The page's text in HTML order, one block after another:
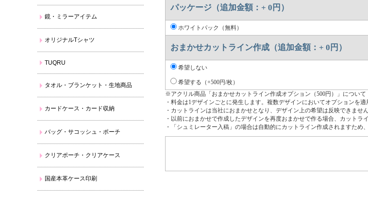
鏡・ミラーアイテム
オリジナルTシャツ
TUQRU
タオル・ブランケット・生地商品
カードケース・カード収納
バッグ・サコッシュ・ポーチ
クリアポーチ・クリアケース
国産本革ケース印刷
パッケージ（追加金額：+ 0 円）
ホワイトパック（無料）
おまかせカットライン作成（追加金額：+ 0 円）
希望しない
希望する（+500円/枚）
※アクリル商品「おまかせカットライン作成オプション（500円）」について
・料金は1デザインごとに発生します。複数デザインにおいてオプションを
・カットラインは当社におまかせとなり、デザイン上の希望は反映できません
・以前におまかせで作成したデザインを再度おまかせで作る場合、カットラ
・「シュミレーター入稿」の場合は自動的にカットライン作成されますため